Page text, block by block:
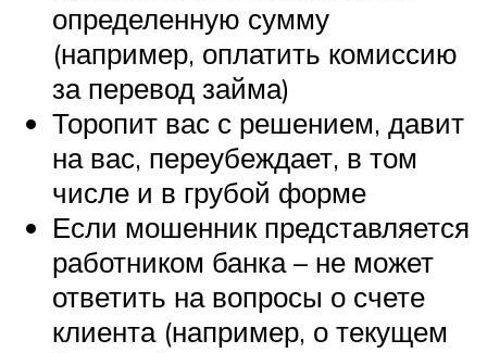
определенную сумму
(например, оплатить комиссию
за перевод займа)
Торопит вас с решением, давит
на вас, переубеждает, в том
числе и в грубой форме
Если мошенник представляется
работником банка – не может
ответить на вопросы о счете
клиента (например, о текущем